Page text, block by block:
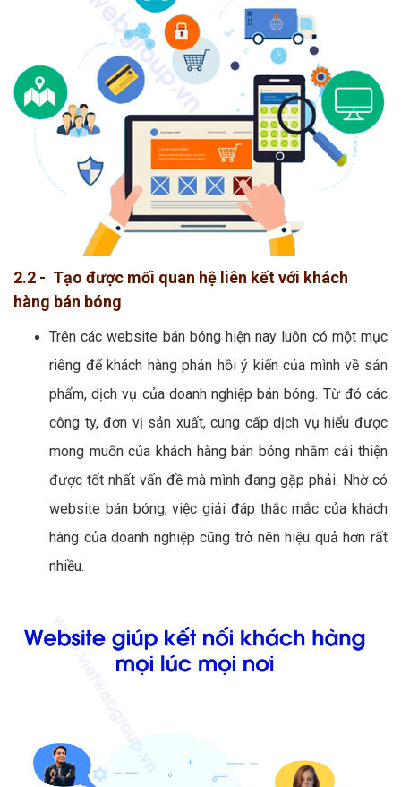
2.2 - Tạo được mối quan hệ liên kết với khách
hàng bán bóng
Trên các website bán bóng hiện nay luôn có một mục
riêng để khách hàng phản hồi ý kiến của mình về sản
phẩm, dịch vụ của doanh nghiệp bán bóng. Từ đó các
công ty, đơn vị sản xuất, cung cấp dịch vụ hiểu được
mong muốn của khách hàng bán bóng nhằm cải thiện
được tốt nhất vấn đề mà mình đang gặp phải. Nhờ có
website bán bóng, việc giải đáp thắc mắc của khách
hàng của doanh nghiệp cũng trở nên hiệu quả hơn rất
nhiều.